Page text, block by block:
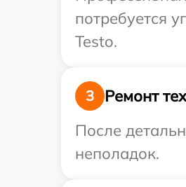
потребуется
Testo.
3
Ремонт
После
неполадок.